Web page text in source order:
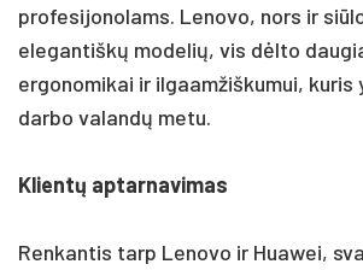
profesijonolams. Lenovo, nors ir
elegantiškų modelių, vis dėlto
ergonomikai ir ilgaamžiškumui, kuris
darbo valandų metu.
Klientų aptarnavimas
Renkantis tarp Lenovo ir Huawei,